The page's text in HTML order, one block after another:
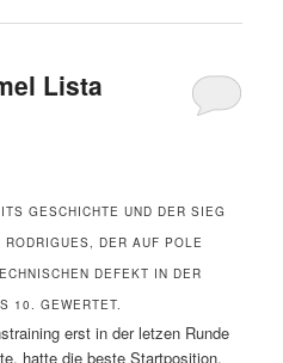
Lista
GESCHICHTE UND DER SIEG
DER AUF POLE
DEFEKT IN DER
10. GEWERTET.
erst in der letzen Runde
hatte die beste Startposition.